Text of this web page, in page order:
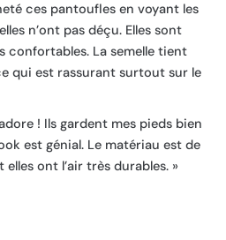
ces pantoufles en voyant les
n’ont pas déçu. Elles sont
confortables. La semelle tient
qui est rassurant surtout sur le
! Ils gardent mes pieds bien
est génial. Le matériau est de
ont l’air très durables. »